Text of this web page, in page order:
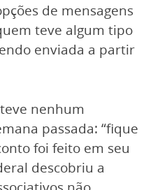
de mensagens
teve algum tipo
enviada a partir
nenhum
passada: “fique
foi feito em seu
descobriu a